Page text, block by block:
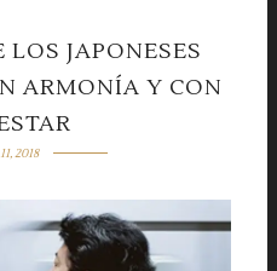
LOS JAPONESES
ARMONÍA Y CON
2018